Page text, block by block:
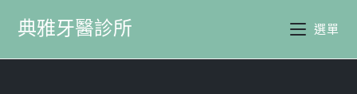
典雅牙醫診所 選單